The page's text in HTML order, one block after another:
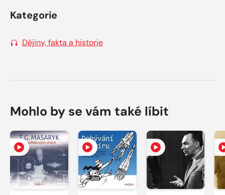
Kategorie
Dějiny, fakta a historie
Mohlo by se vám také líbit